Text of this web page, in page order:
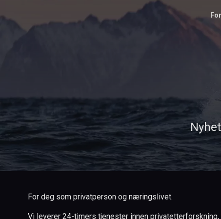
For deg som privatperson og næringslivet.
Vi leverer 24-timers tjenester innen